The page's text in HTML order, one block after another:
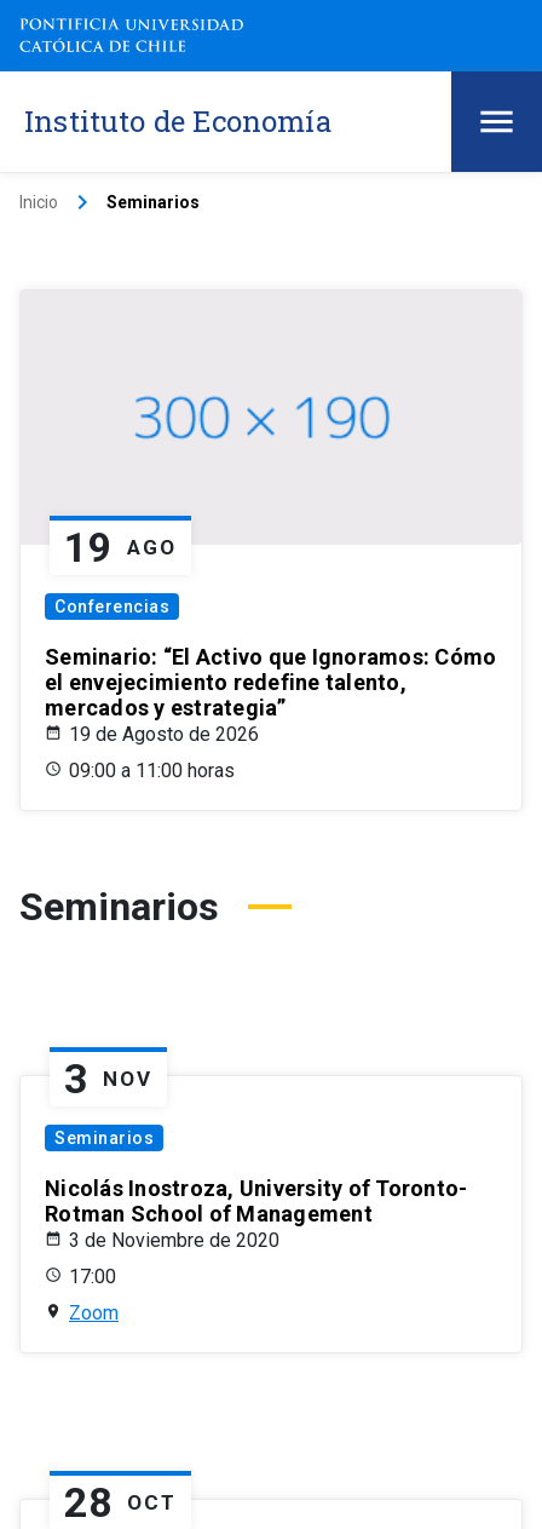
Instituto de Economía
Inicio keyboard_arrow_right Seminarios
19 AGO
Conferencias
Seminario: “El Activo que Ignoramos: Cómo
el envejecimiento redefine talento,
mercados y estrategia”
19 de Agosto de 2026
09:00 a 11:00 horas
Seminarios
3 NOV
Seminarios
Nicolás Inostroza, University of Toronto-
Rotman School of Management
3 de Noviembre de 2020
17:00
Zoom
28 OCT